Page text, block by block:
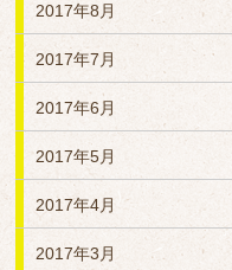
2017年8月
2017年7月
2017年6月
2017年5月
2017年4月
2017年3月